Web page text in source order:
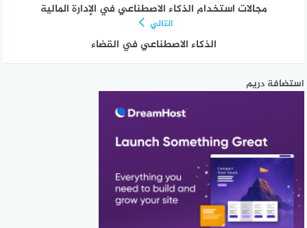
مجالات استخدام الذكاء الاصطناعي في الإدارة المالية
التالي
الذكاء الاصطناعي في القضاء
استضافة دريم